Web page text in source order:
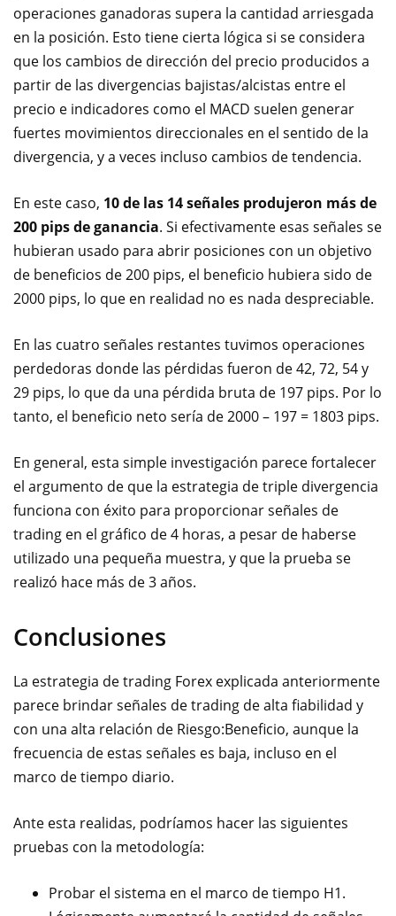
operaciones ganadoras supera la cantidad arriesgada
en la posición. Esto tiene cierta lógica si se considera
que los cambios de dirección del precio producidos a
partir de las divergencias bajistas/alcistas entre el
precio e indicadores como el MACD suelen generar
fuertes movimientos direccionales en el sentido de la
divergencia, y a veces incluso cambios de tendencia.
En este caso, 10 de las 14 señales produjeron más de
200 pips de ganancia. Si efectivamente esas señales se
hubieran usado para abrir posiciones con un objetivo
de beneficios de 200 pips, el beneficio hubiera sido de
2000 pips, lo que en realidad no es nada despreciable.
En las cuatro señales restantes tuvimos operaciones
perdedoras donde las pérdidas fueron de 42, 72, 54 y
29 pips, lo que da una pérdida bruta de 197 pips. Por lo
tanto, el beneficio neto sería de 2000 – 197 = 1803 pips.
En general, esta simple investigación parece fortalecer
el argumento de que la estrategia de triple divergencia
funciona con éxito para proporcionar señales de
trading en el gráfico de 4 horas, a pesar de haberse
utilizado una pequeña muestra, y que la prueba se
realizó hace más de 3 años.
Conclusiones
La estrategia de trading Forex explicada anteriormente
parece brindar señales de trading de alta fiabilidad y
con una alta relación de Riesgo:Beneficio, aunque la
frecuencia de estas señales es baja, incluso en el
marco de tiempo diario.
Ante esta realidas, podríamos hacer las siguientes
pruebas con la metodología:
Probar el sistema en el marco de tiempo H1.